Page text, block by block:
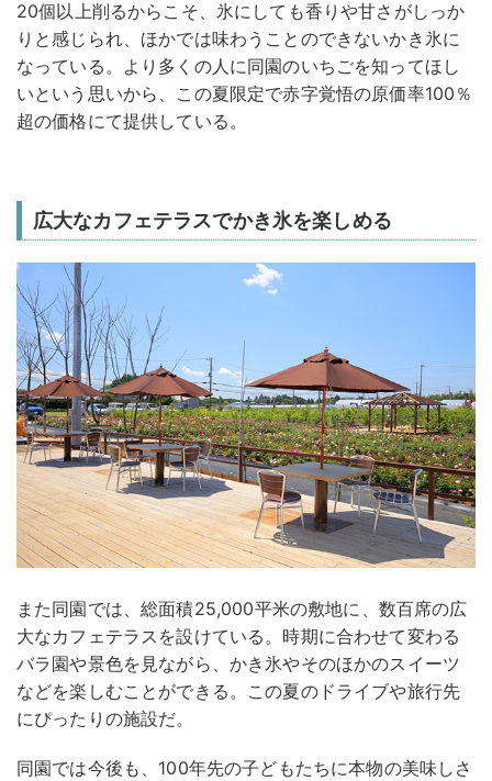
20個以上削るからこそ、氷にしても香りや甘さがしっか
りと感じられ、ほかでは味わうことのできないかき氷に
なっている。より多くの人に同園のいちごを知ってほし
いという思いから、この夏限定で赤字覚悟の原価率100％
超の価格にて提供している。
広大なカフェテラスでかき氷を楽しめる
また同園では、総面積25,000平米の敷地に、数百席の広
大なカフェテラスを設けている。時期に合わせて変わる
バラ園や景色を見ながら、かき氷やそのほかのスイーツ
などを楽しむことができる。この夏のドライブや旅行先
にぴったりの施設だ。
同園では今後も、100年先の子どもたちに本物の美味しさ